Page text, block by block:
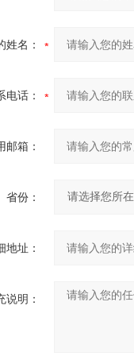
姓名：
电话：
邮箱：
省份：
地址：
说明：